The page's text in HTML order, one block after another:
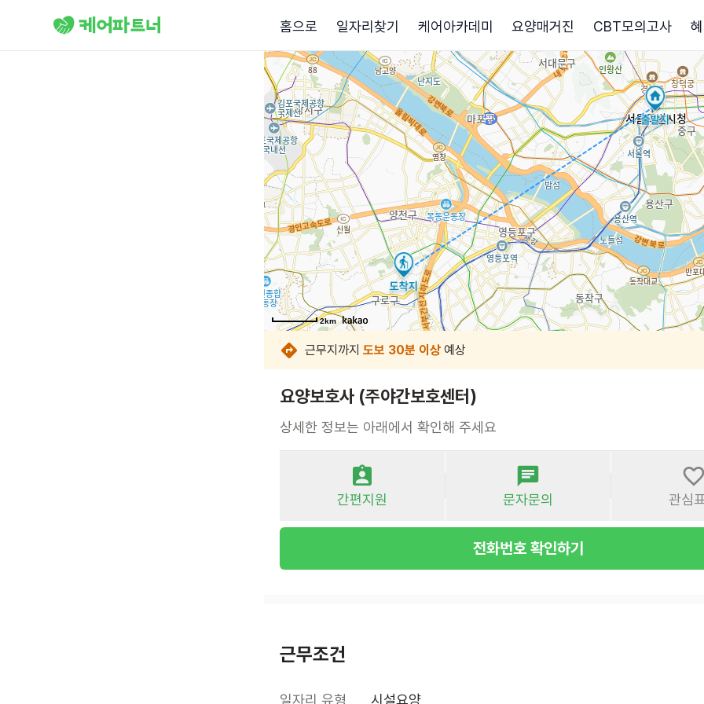
홈으로 일자리찾기 케어아카데미 요양매거진 CBT모의고사
2km
2km
2km
2km
2km
2km
2km
2km
근무지까지 도보 30분 이상 예상
요양보호사 (주야간보호센터)
상세한 정보는 아래에서 확인해 주세요
간편지원 문자문의 관심
전화번호 확인하기
근무조건
일자리 유형 시설요양